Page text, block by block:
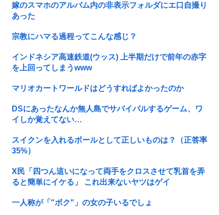
嫁のスマホのアルバム内の非表示フォルダにエ口自撮り
あった
宗教にハマる過程ってこんな感じ？
インドネシア高速鉄道(ウッス) 上半期だけで前年の赤字
を上回ってしまうwww
マリオカートワールドはどうすればよかったのか
DSにあったなんか無人島でサバイバルするゲーム、ワ
イしか覚えてない…
スイクンを入れるボールとして正しいものは？（正答率
35%）
X民「四つん這いになって両手をクロスさせて乳首を弄
ると簡単にイケる」 これ出来ないヤツはゲイ
一人称が「"ボク"」の女の子いるでしょ